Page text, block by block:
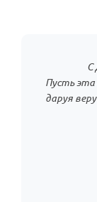
С
Пусть эта
даруя